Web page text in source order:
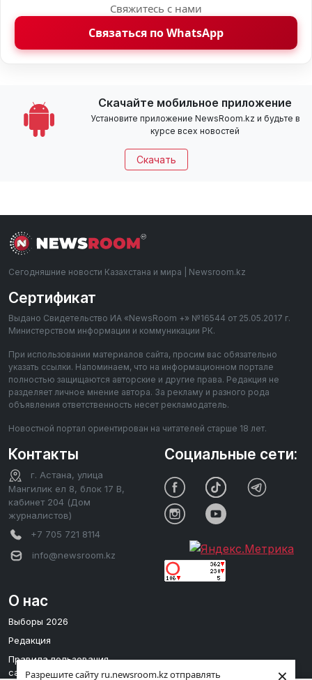
Разрешите сайту ru.newsroom.kz отправлять
Свяжитесь с нами
Связаться по WhatsApp
Скачайте мобильное приложение
Установите приложение NewsRoom.kz и будьте в
курсе всех новостей
Скачать
Сегодняшние новости Казахстана и мира | Newsroom.kz
Сертификат
Выдано Свидетельство ИА «NewsRoom +» №16544 от 25.05.2017 г.
Министерством информации и коммуникации РК.
При использовании материалов сайта, просим вас обязательно
указать ссылки. Напоминаем, что на информационном портале
полностью защищаются авторские и другие права. Редакция не
разделяет личное мнение автора. За рекламу и разного рода
объявления ответственность несет рекламодатель.
Новостной портал ориентирован на читателей старше 18 лет.
Контакты
г. Астана, улица
Мангилик ел 8, блок 17 В,
кабинет 204 (Дом
журналистов)
+7 705 721 8114
info@newsroom.kz
О нас
Выборы 2026
Редакция
Правила пользования
сайтом
Социальные сети: